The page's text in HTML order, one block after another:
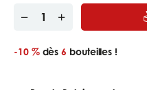
-10 % dès6 bouteilles !